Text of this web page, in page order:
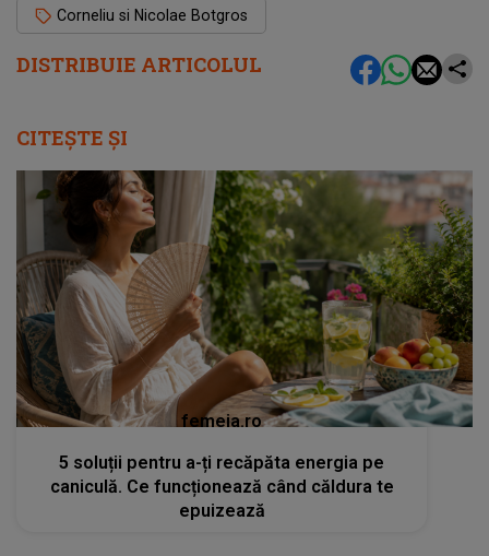
DISTRIBUIE ARTICOLUL
Corneliu si Nicolae Botgros
CITEȘTE ȘI
femeia.ro
5 soluții pentru a-ți recăpăta energia pe
caniculă. Ce funcționează când căldura te
epuizează